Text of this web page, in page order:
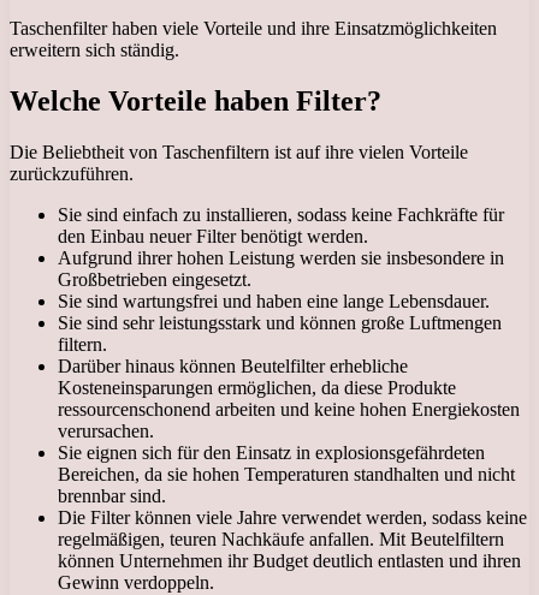
Taschenfilter haben viele Vorteile und ihre Einsatzmöglichkeiten
erweitern sich ständig.
Welche Vorteile haben Filter?
Die Beliebtheit von Taschenfiltern ist auf ihre vielen Vorteile
zurückzuführen.
Sie sind einfach zu installieren, sodass keine Fachkräfte für
den Einbau neuer Filter benötigt werden.
Aufgrund ihrer hohen Leistung werden sie insbesondere in
Großbetrieben eingesetzt.
Sie sind wartungsfrei und haben eine lange Lebensdauer.
Sie sind sehr leistungsstark und können große Luftmengen
filtern.
Darüber hinaus können Beutelfilter erhebliche
Kosteneinsparungen ermöglichen, da diese Produkte
ressourcenschonend arbeiten und keine hohen Energiekosten
verursachen.
Sie eignen sich für den Einsatz in explosionsgefährdeten
Bereichen, da sie hohen Temperaturen standhalten und nicht
brennbar sind.
Die Filter können viele Jahre verwendet werden, sodass keine
regelmäßigen, teuren Nachkäufe anfallen. Mit Beutelfiltern
können Unternehmen ihr Budget deutlich entlasten und ihren
Gewinn verdoppeln.